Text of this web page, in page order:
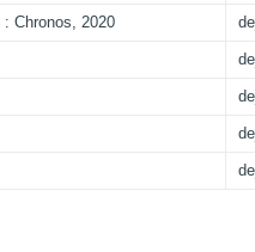
Chronos, 2020